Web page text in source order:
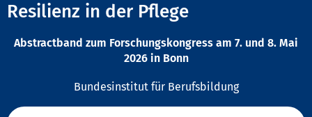
Resilienz in der Pflege
Abstractband zum Forschungskongress am 7. und 8. Mai
2026 in Bonn
Bundesinstitut für Berufsbildung